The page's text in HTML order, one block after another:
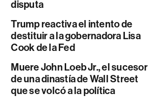
disputa
Trump reactiva el intento de
destituir a la gobernadora Lisa
Cook de la Fed
Muere John Loeb Jr., el sucesor
de una dinastía de Wall Street
que se volcó a la política